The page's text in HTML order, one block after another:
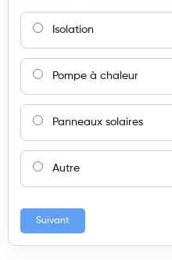
Isolation
Pompe à chaleur
Panneaux solaires
Autre
Suivant